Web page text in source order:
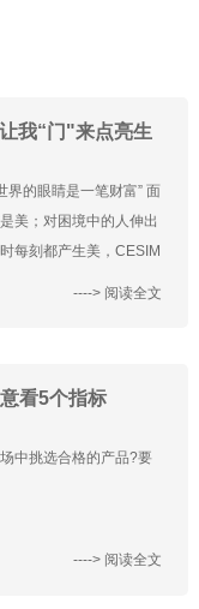
我“门"来点亮生
界的眼睛是一笔财富” 面
美；对困境中的人伸出
每刻都产生美，CESIM
----> 阅读全文
看5个指标
中挑选合格的产品?要
----> 阅读全文